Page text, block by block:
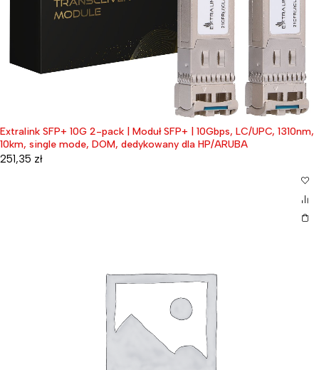
Extralink SFP+ 10G 2-pack | Moduł SFP+ | 10Gbps, LC/UPC, 1310nm,
10km, single mode, DOM, dedykowany dla HP/ARUBA
251,35 zł